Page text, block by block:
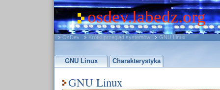
osdev.labedz.org
OsDev Krótki przegląd systemów GNU Linux
GNU Linux Charakterystyka
GNU Linux